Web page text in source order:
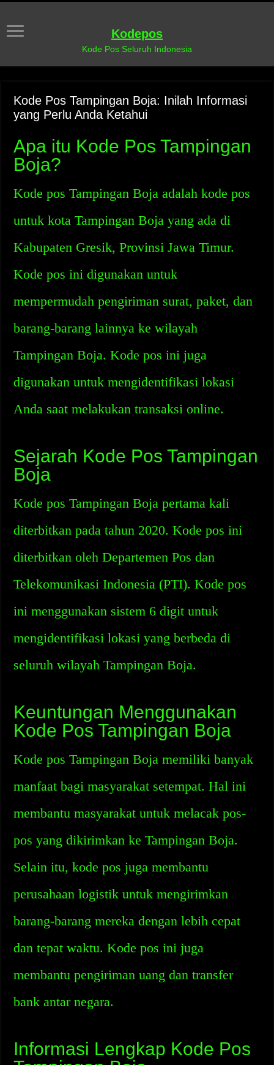
Kodepos
Kode Pos Seluruh Indonesia
Kode Pos Tampingan Boja: Inilah Informasi
yang Perlu Anda Ketahui
Apa itu Kode Pos Tampingan
Boja?
Kode pos Tampingan Boja adalah kode pos
untuk kota Tampingan Boja yang ada di
Kabupaten Gresik, Provinsi Jawa Timur.
Kode pos ini digunakan untuk
mempermudah pengiriman surat, paket, dan
barang-barang lainnya ke wilayah
Tampingan Boja. Kode pos ini juga
digunakan untuk mengidentifikasi lokasi
Anda saat melakukan transaksi online.
Sejarah Kode Pos Tampingan
Boja
Kode pos Tampingan Boja pertama kali
diterbitkan pada tahun 2020. Kode pos ini
diterbitkan oleh Departemen Pos dan
Telekomunikasi Indonesia (PTI). Kode pos
ini menggunakan sistem 6 digit untuk
mengidentifikasi lokasi yang berbeda di
seluruh wilayah Tampingan Boja.
Keuntungan Menggunakan
Kode Pos Tampingan Boja
Kode pos Tampingan Boja memiliki banyak
manfaat bagi masyarakat setempat. Hal ini
membantu masyarakat untuk melacak pos-
pos yang dikirimkan ke Tampingan Boja.
Selain itu, kode pos juga membantu
perusahaan logistik untuk mengirimkan
barang-barang mereka dengan lebih cepat
dan tepat waktu. Kode pos ini juga
membantu pengiriman uang dan transfer
bank antar negara.
Informasi Lengkap Kode Pos